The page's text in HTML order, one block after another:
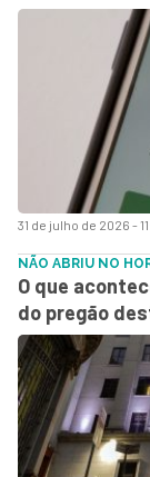
31 de julho de 2026 -
NÃO ABRIU NO
O que
do pregão